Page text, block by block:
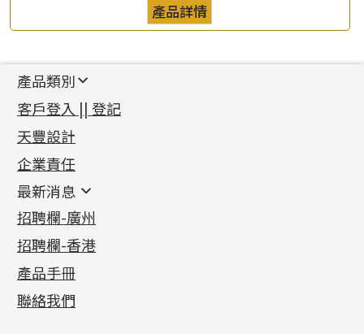
產品詳情
產品類別
新產品
足金系列
足金配件
機織鏈系列
珠仔鏈
镶口链
管狀網鏈
十字車花鏈系列
十字閃O鏈系列
十字錘打鏈系列
側身車花鏈系列
側身鏈系列
首飾配件
耳環類配件
卷迫系列
螺絲迫系列
梅花迫系列
平臺迫系列
綫拍系列
美拍系列
鏈類配件
動感車花吊墜
調節珠系列
生圈扣系列
龍蝦扣系列
鴨俐制系列
其他類配件
珠盤系列
袖口鈕系列
焊片及鐳射綫
空心車花管
珠類配件
無孔光身珠
空心光身珠
無孔批花珠
鑲口類
四爪頭系列
六爪頭系列
車花片
動感車花片
鑲口戒指
鑲口手鏈系列
首飾系列
手镯系列
戒指系列
空心耳環
空心车花管首饰链
空心手鐲系列
貴金屬原料
千足金
記憶金屬系列
記憶戒指
拉簧珠珠手鏈
記憶鈦手鐲
客戶登入 || 登記
天豐設計
企業責任
最新消息
最新消息
各項證書(2)
相片集(9)
展覽會資訊
最新產品資訊
招聘欄-廣州
招聘欄-香港
產品手冊
聯絡我們